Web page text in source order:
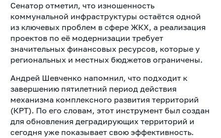
Сенатор отметил, что изношенность
коммунальной инфраструктуры остаётся одной
из ключевых проблем в сфере ЖКХ, а реализация
проектов по её модернизации требует
значительных финансовых ресурсов, которые у
региональных и местных бюджетов ограничены.
Андрей Шевченко напомнил, что подходит к
завершению пятилетний период действия
механизма комплексного развития территорий
(КРТ). По его словам, этот инструмент был создан
для обновления деградирующих территорий и
сегодня уже показывает свою эффективность.